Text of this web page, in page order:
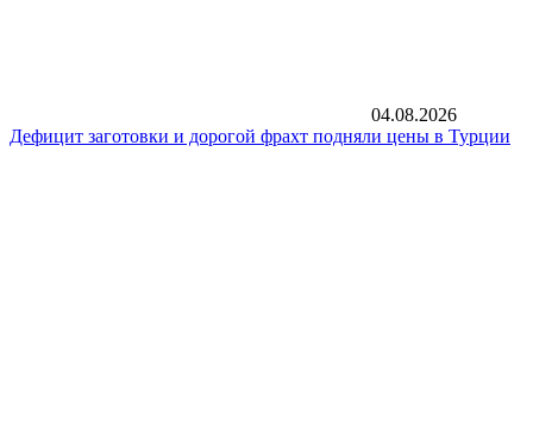
04.08.2026
Дефицит заготовки и дорогой фрахт подняли цены в Турции